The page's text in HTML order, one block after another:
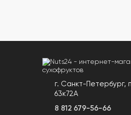
г. Санкт-Петербург,
63к72А
8 812 679-56-66